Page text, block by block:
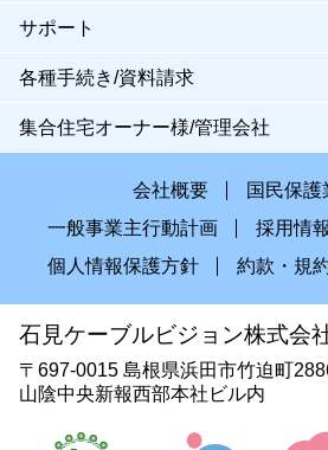
サポート
各種手続き/資料請求
集合住宅オーナー様/管理会社
会社概要
国民保護
一般事業主行動計画
採用情報
個人情報保護方針
約款・規
石見ケーブルビジョン株式会
〒697-0015 島根県浜田市竹迫町
山陰中央新報西部本社ビル内